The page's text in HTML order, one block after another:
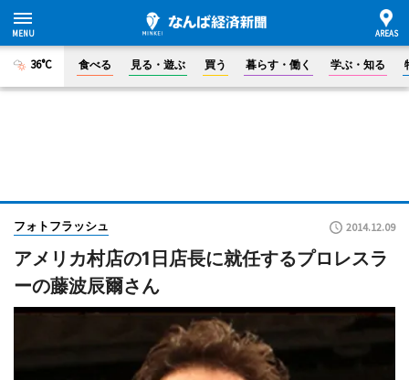
36°C 食べる 見る・遊ぶ 買う 暮らす・働く 学ぶ・知る
フォトフラッシュ 2014.12.09
アメリカ村店の1日店長に就任するプロレスラ
ーの藤波辰爾さん